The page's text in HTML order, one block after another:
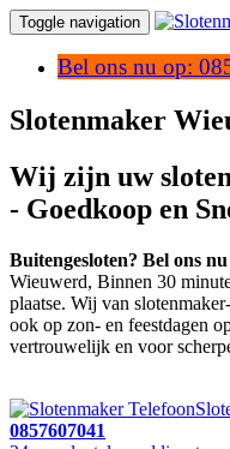
Toggle navigation
Bel ons nu op:
Slotenmaker
Wij zijn uw
- Goedkoop en
Buitengesloten? Bel ons
Wieuwerd, Binnen 30
plaatse. Wij van
ook op zon- en feestdagen
vertrouwelijk en voor
0857607041